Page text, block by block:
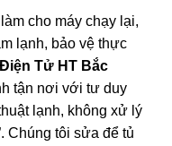
cho máy chạy lại,
lạnh, bảo vệ thực
Điện Tử HT Bắc
tận nơi với tư duy
lạnh, không xử lý
Chúng tôi sửa để tủ